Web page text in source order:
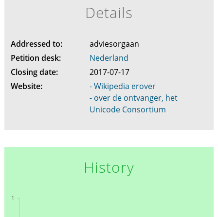
Details
Addressed to:
adviesorgaan
Petition desk:
Nederland
Closing date:
2017-07-17
Website:
- Wikipedia erover
- over de ontvanger, het
Unicode Consortium
History